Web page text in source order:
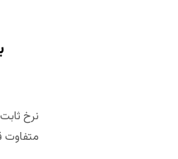
نرخ
متفاوت